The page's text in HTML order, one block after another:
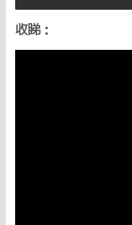
收睇：